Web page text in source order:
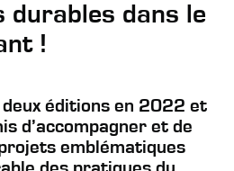
durables dans le
!
deux éditions en 2022 et
d’accompagner et de
emblématiques